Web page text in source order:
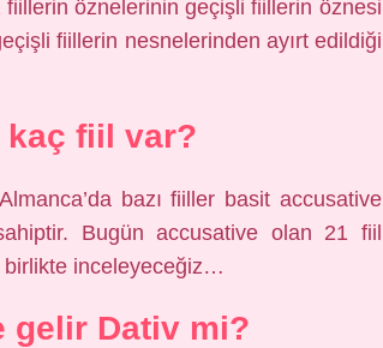
öznelerinin geçişli fiillerin öznesi
fiillerin nesnelerinden ayırt edildiği
fiil var?
bazı fiiller basit accusative
Bugün accusative olan 21 fiil
birlikte inceleyeceğiz…
gelir Dativ mi?